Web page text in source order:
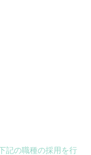
記の職種の採用を行